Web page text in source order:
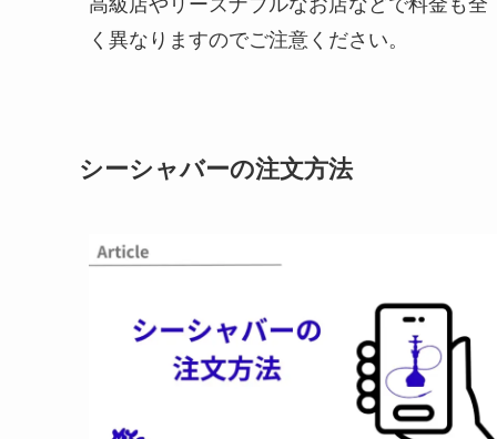
く異なりますのでご注意ください。
シーシャバーの注文方法